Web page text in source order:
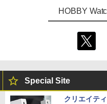
HOBBY
Special Site
クリエイテ